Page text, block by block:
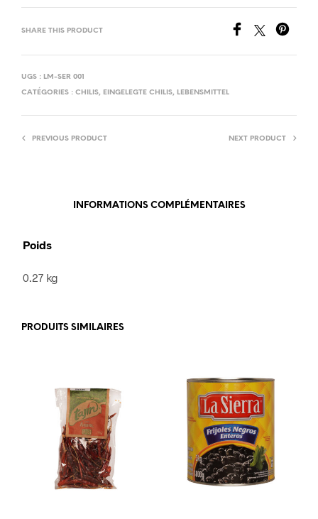
SHARE THIS PRODUCT
UGS : LM-SER 001
CATÉGORIES : CHILIS, EINGELEGTE CHILIS, LEBENSMITTEL
PREVIOUS PRODUCT NEXT PRODUCT
INFORMATIONS COMPLÉMENTAIRES
Poids
0.27 kg
PRODUITS SIMILAIRES